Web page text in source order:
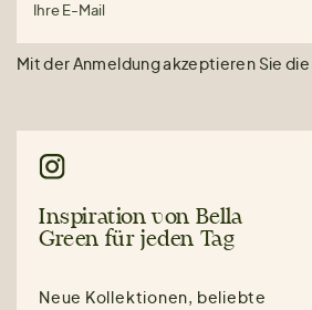
Ihre E-Mail
Mit der Anmeldung akzeptieren Sie die
Inspiration von Bella
Green für jeden Tag
Neue Kollektionen, beliebte